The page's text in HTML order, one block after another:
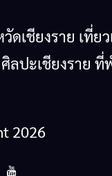
ดเชียงราย เที่ย
ลปะเชียงราย ที่
2026